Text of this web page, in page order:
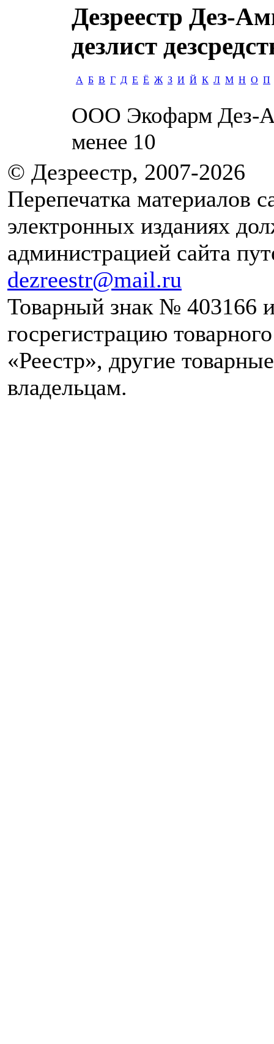
Дезреестр Дез-
дезлист
А Б В Г Д Е Ё Ж З И Й К Л М Н О П
ООО Экофарм Дез-
менее 10
© Дезреестр, 2007-2026
Перепечатка материалов
электронных изданиях
администрацией сайта
dezreestr@mail.ru
Товарный знак № 403166
госрегистрацию
«Реестр», другие
владельцам.